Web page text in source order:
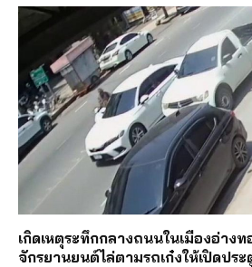
เกิดเหตุระทึกกลางถนนในเมืองอ่าง
จักรยานยนต์ไล่ตามรถเก๋งให้เปิดปร